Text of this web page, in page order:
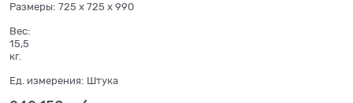
Размеры: 725 x 725 x 990
Вес:
15,5
кг.
Ед. измерения: Штука